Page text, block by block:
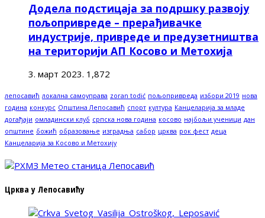
Додела подстицаја за подршку развоју
пољопривреде – прерађивачке
индустрије, привреде и предузетништва
на територији АП Косово и Метохија
3. март 2023. 1,872
лепосавић локална самоуправа zoran todić пољопривреда избори 2019 нова
година конкурс Општина Лепосавић спорт култура Канцеларија за младе
догађаји омладински клуб српска нова година косово најбољи ученици дан
општине божић образовање изградња сабор црква рок фест деца
Канцеларија за Косово и Метохију
Црква у Лепосавићу